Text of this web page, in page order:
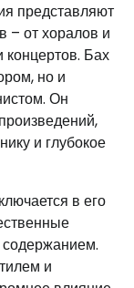
представляют
– от хоралов и
концертов. Бах
но и
Он
и глубокое
в его
и